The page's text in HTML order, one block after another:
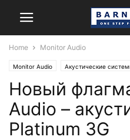
Home Monitor Audio
Monitor Audio Акустические
Новости Стерео
Новый
Audio –
Platinum 3G